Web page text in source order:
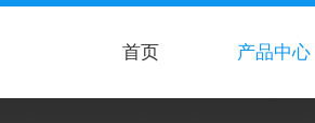
首页 产品中心